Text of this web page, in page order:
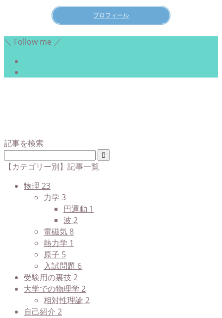
プロフィール
＼ Follow me ／
記事を検索
【カテゴリー別】記事一覧
物理 23
力学 3
円運動 1
波 2
電磁気 8
熱力学 1
原子 5
入試問題 6
受験用の裏技 2
大学での物理学 2
相対性理論 2
自己紹介 2